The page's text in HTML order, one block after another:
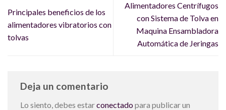
Principales beneficios de los
alimentadores vibratorios con
tolvas
Alimentadores Centrífugos
con Sistema de Tolva en
Maquina Ensambladora
Automática de Jeringas
Deja un comentario
Lo siento, debes estarconectadopara publicar un